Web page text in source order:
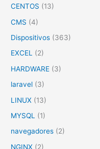
o
CENTOS (13)
CMS (4)
Dispositivos (363)
EXCEL (2)
HARDWARE (3)
laravel (3)
LINUX (13)
MYSQL
(1)
navegadores (2)
NGINX (2)